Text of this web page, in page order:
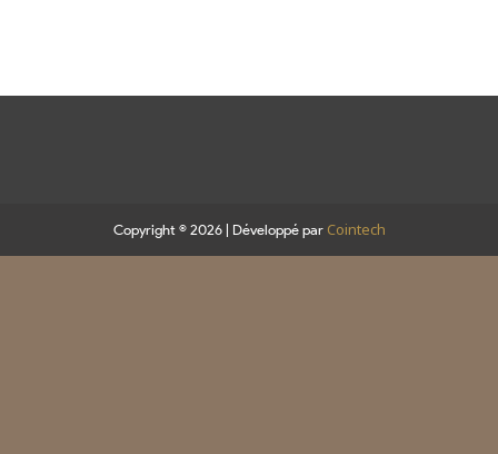
Copyright © 2026 | Développé par Cointech